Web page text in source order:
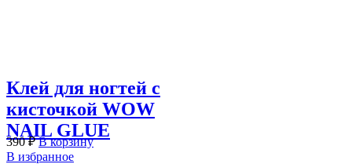
Клей для ногтей с
кисточкой WOW
NAIL GLUE
390₽ В корзину
В избранное